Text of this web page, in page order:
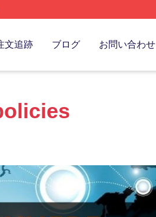
文追跡 ブログ お問い合わせ